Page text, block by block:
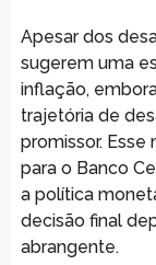
Apesar dos
sugerem uma
inflação,
trajetória de
promissor.
para o Banco
a política
decisão final
abrangente.